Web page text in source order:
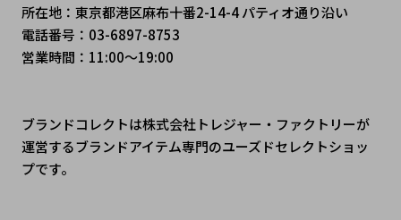
所在地：東京都港区麻布十番2-14-4 パティオ通り沿い
電話番号：03-6897-8753
営業時間：11:00～19:00
ブランドコレクトは株式会社トレジャー・ファクトリーが
運営するブランドアイテム専門のユーズドセレクトショッ
プです。